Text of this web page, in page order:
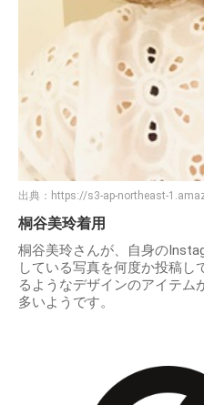
出典： https://s3-ap-northeast-
桐谷美玲着用
桐谷美玲さんが、自身の
している写真を何度か投稿し
るようなデザインのアイテム
多いようです。